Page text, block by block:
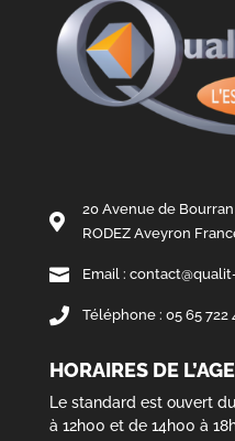

20 Avenue de
RODEZ Aveyron
 Email :
 Téléphone : 05 65 722
HORAIRES DE
Le standard est ouvert
à 12h00 et de 14h00 à